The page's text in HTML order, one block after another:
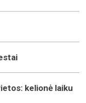
kelionė laiku